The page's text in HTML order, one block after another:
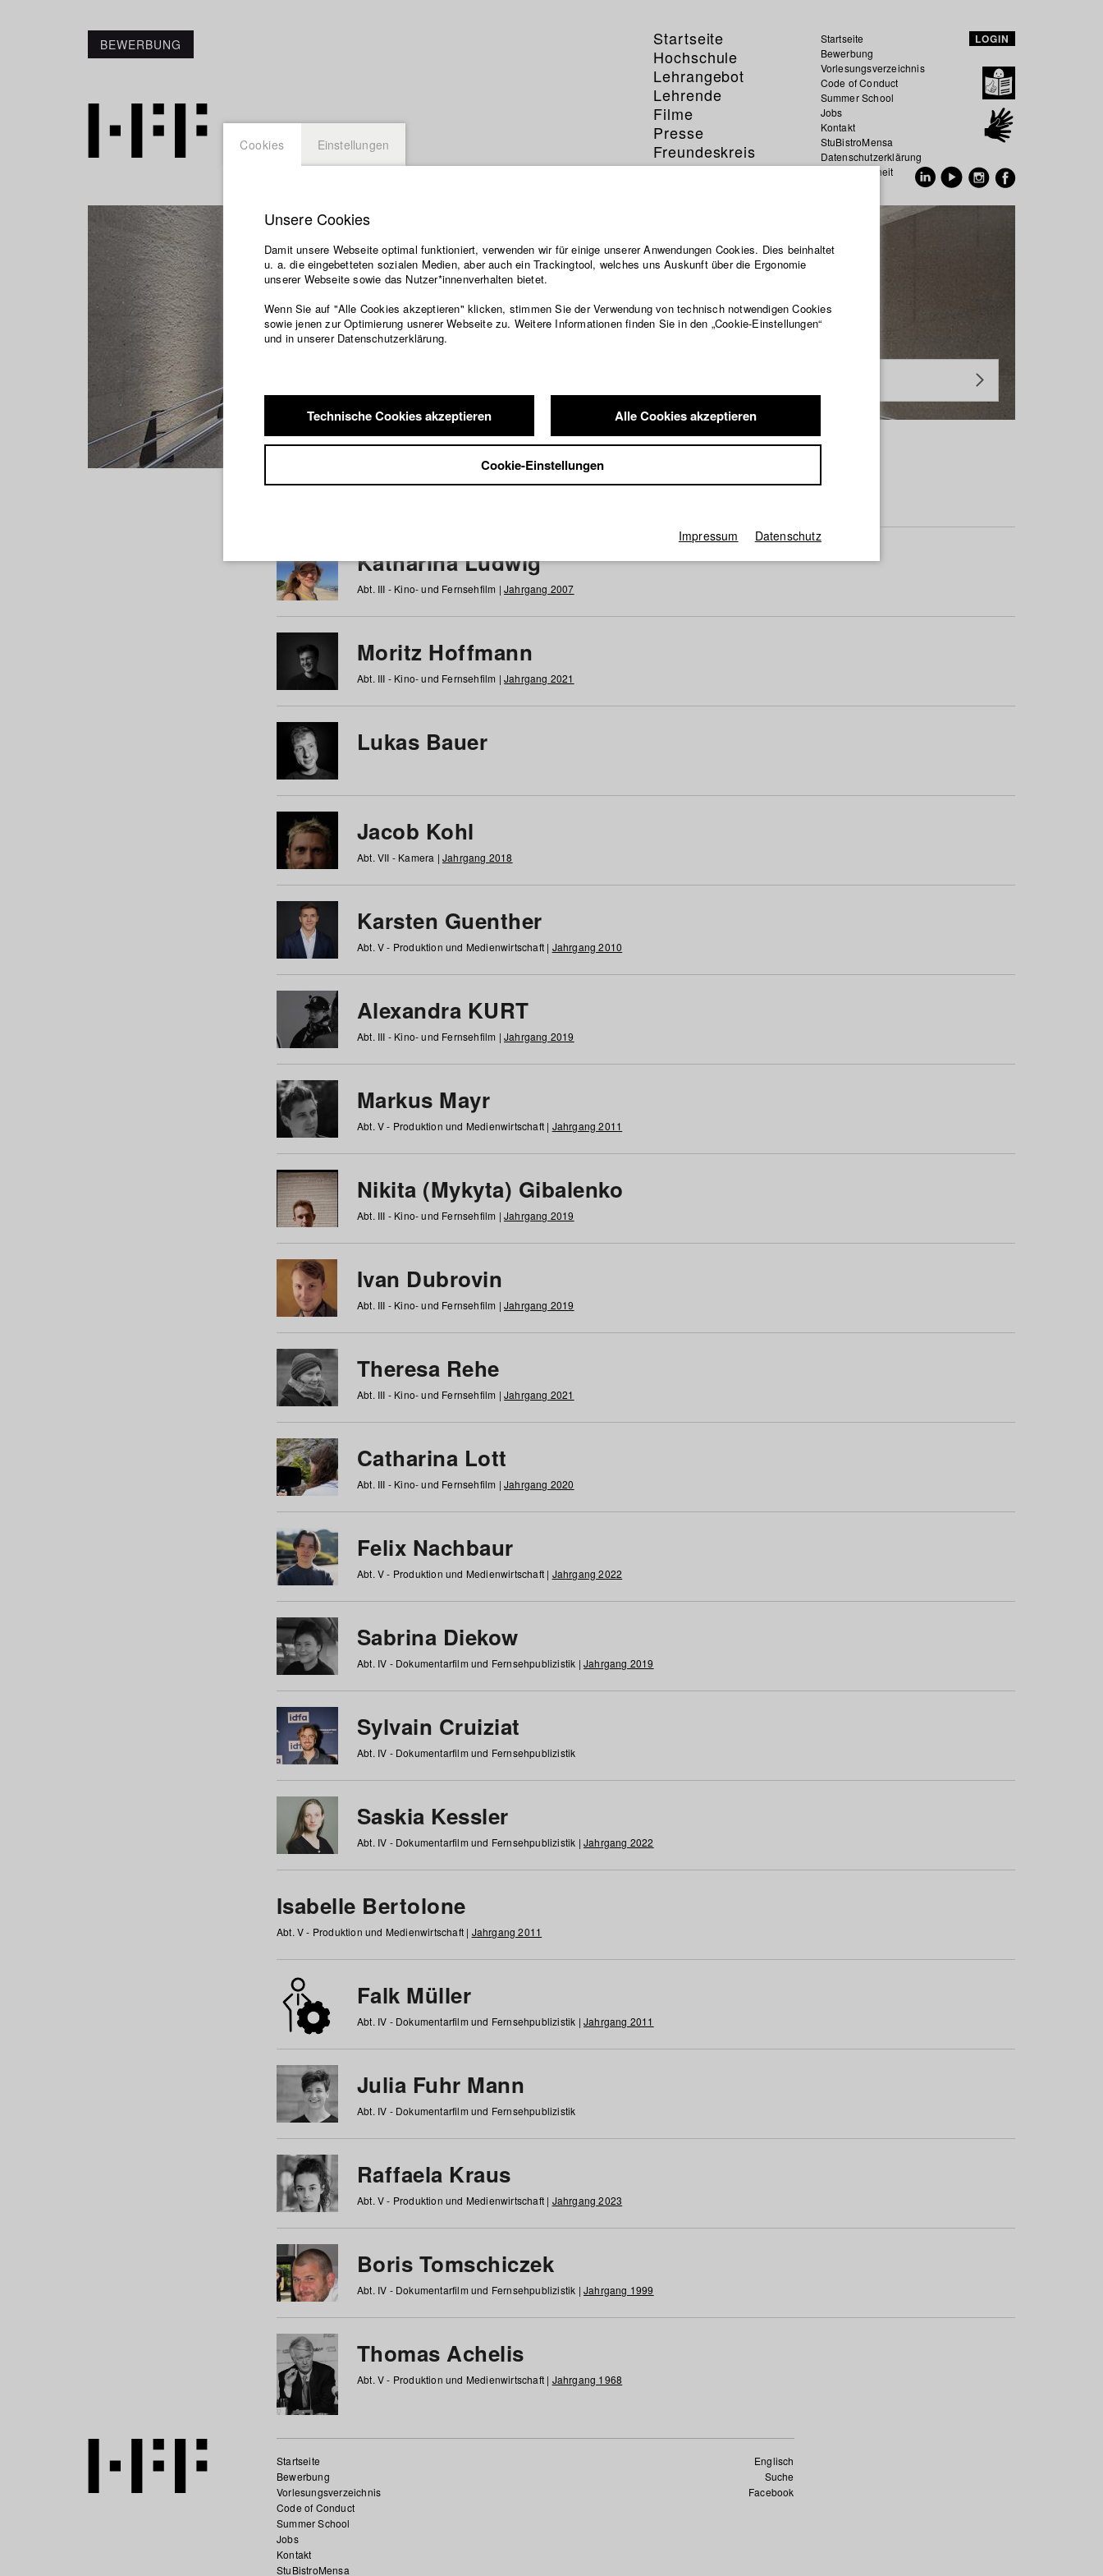
BEWERBUNG
Startseite
Hochschule
Lehrangebot
Lehrende
Filme
Presse
Freundeskreis
Service
Startseite
Bewerbung
Vorlesungsverzeichnis
Code of Conduct
Summer School
Jobs
Kontakt
StuBistroMensa
Datenschutzerklärung
Datensicherheit
LOGIN
Studierende / Alumni
a b c d e f g h i j k l m n o p q r s t u v w x y z Alle
Katharina Ludwig
Abt. III - Kino- und Fernsehfilm | Jahrgang 2007
Moritz Hoffmann
Abt. III - Kino- und Fernsehfilm | Jahrgang 2021
Lukas Bauer
Jacob Kohl
Abt. VII - Kamera | Jahrgang 2018
Karsten Guenther
Abt. V - Produktion und Medienwirtschaft | Jahrgang 2010
Alexandra KURT
Abt. III - Kino- und Fernsehfilm | Jahrgang 2019
Markus Mayr
Abt. V - Produktion und Medienwirtschaft | Jahrgang 2011
Nikita (Mykyta) Gibalenko
Abt. III - Kino- und Fernsehfilm | Jahrgang 2019
Ivan Dubrovin
Abt. III - Kino- und Fernsehfilm | Jahrgang 2019
Theresa Rehe
Abt. III - Kino- und Fernsehfilm | Jahrgang 2021
Catharina Lott
Abt. III - Kino- und Fernsehfilm | Jahrgang 2020
Felix Nachbaur
Abt. V - Produktion und Medienwirtschaft | Jahrgang 2022
Sabrina Diekow
Abt. IV - Dokumentarfilm und Fernsehpublizistik | Jahrgang 2019
Sylvain Cruiziat
Abt. IV - Dokumentarfilm und Fernsehpublizistik
Saskia Kessler
Abt. IV - Dokumentarfilm und Fernsehpublizistik | Jahrgang 2022
Isabelle Bertolone
Abt. V - Produktion und Medienwirtschaft | Jahrgang 2011
Falk Müller
Abt. IV - Dokumentarfilm und Fernsehpublizistik | Jahrgang 2011
Julia Fuhr Mann
Abt. IV - Dokumentarfilm und Fernsehpublizistik
Raffaela Kraus
Abt. V - Produktion und Medienwirtschaft | Jahrgang 2023
Boris Tomschiczek
Abt. IV - Dokumentarfilm und Fernsehpublizistik | Jahrgang 1999
Thomas Achelis
Abt. V - Produktion und Medienwirtschaft | Jahrgang 1968
Englisch
Suche
Facebook
Startseite
Bewerbung
Vorlesungsverzeichnis
Code of Conduct
Summer School
Jobs
Kontakt
StuBistroMensa
Cookies Einstellungen
Unsere Cookies
Damit unsere Webseite optimal funktioniert, verwenden wir für einige unserer Anwendungen Cookies. Dies beinhaltet
u. a. die eingebetteten sozialen Medien, aber auch ein Trackingtool, welches uns Auskunft über die Ergonomie
unserer Webseite sowie das Nutzer*innenverhalten bietet.
Wenn Sie auf "Alle Cookies akzeptieren" klicken, stimmen Sie der Verwendung von technisch notwendigen Cookies
sowie jenen zur Optimierung usnerer Webseite zu. Weitere Informationen finden Sie in den „Cookie-Einstellungen“
und in unserer Datenschutzerklärung.
Technische Cookies akzeptieren Alle Cookies akzeptieren
Cookie-Einstellungen
Impressum Datenschutz